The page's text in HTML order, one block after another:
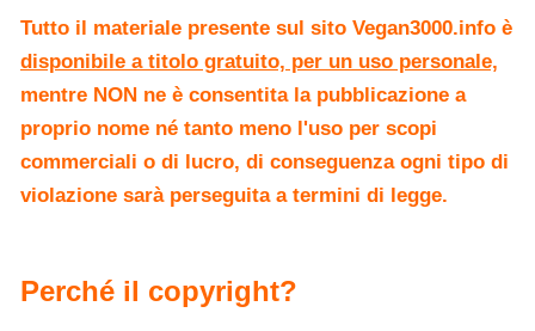
Tutto il materiale presente sul sito Vegan3000.info è
disponibile a titolo gratuito, per un uso personale,
mentre NON ne è consentita la pubblicazione a
proprio nome né tanto meno l'uso per scopi
commerciali o di lucro, di conseguenza ogni tipo di
violazione sarà perseguita a termini di legge.
Perché il copyright?